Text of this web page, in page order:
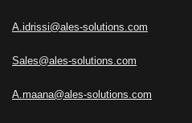
A.idrissi@ales-solutions.com
Sales@ales-solutions.com
A.maana@ales-solutions.com